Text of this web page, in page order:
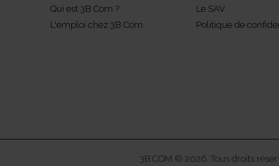
Qui est 3B Com ?
L'emploi chez 3B Com
Le SAV
Politique de
3B COM © 2026. Tous droits